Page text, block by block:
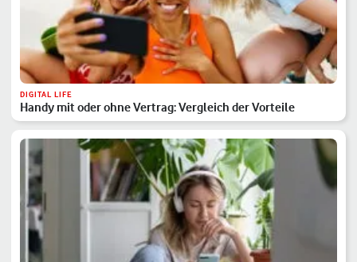
DIGITAL LIFE
Handy mit oder ohne Vertrag: Vergleich der Vorteile